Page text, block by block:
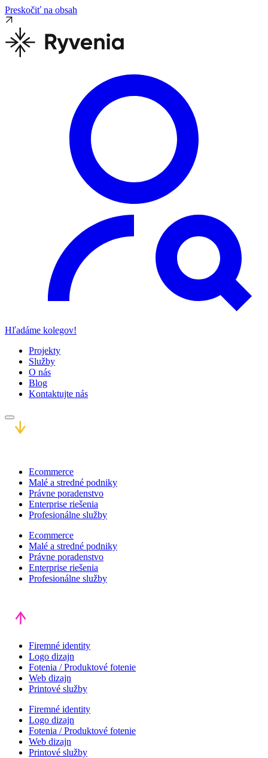
Preskočiť na obsah
Hľadáme kolegov!
Projekty
Služby
O nás
Blog
Kontaktujte nás
Ecommerce
Malé a stredné podniky
Právne poradenstvo
Enterprise riešenia
Profesionálne služby
Ecommerce
Malé a stredné podniky
Právne poradenstvo
Enterprise riešenia
Profesionálne služby
Firemné identity
Logo dizajn
Fotenia / Produktové fotenie
Web dizajn
Printové služby
Firemné identity
Logo dizajn
Fotenia / Produktové fotenie
Web dizajn
Printové služby